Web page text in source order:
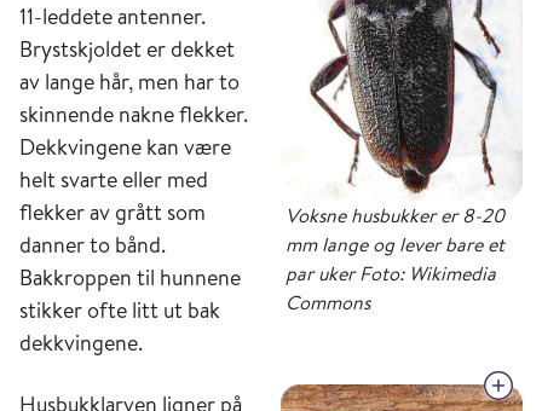
Voksne husbukker er 8-20
mm lange og lever bare et
par uker Foto: Wikimedia
Commons
11-leddete antenner.
Brystskjoldet er dekket
av lange hår, men har to
skinnende nakne flekker.
Dekkvingene kan være
helt svarte eller med
flekker av grått som
danner to bånd.
Bakkroppen til hunnene
stikker ofte litt ut bak
dekkvingene.
Husbukklarven ligner på